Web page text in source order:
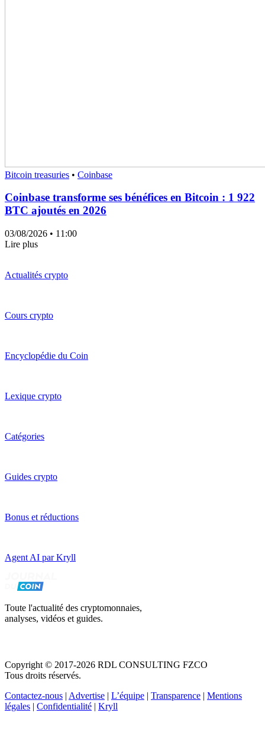
Bitcoin treasuries • Coinbase
Coinbase transforme ses bénéfices en Bitcoin : 1 922
BTC ajoutés en 2026
03/08/2026 • 11:00
Lire plus
Actualités crypto
Cours crypto
Encyclopédie du Coin
Lexique crypto
Catégories
Guides crypto
Bonus et réductions
Agent AI par Kryll
Toute l'actualité des cryptomonnaies,
analyses, vidéos et guides.
Copyright © 2017-2026 RDL CONSULTING FZCO
Tous droits réservés.
Contactez-nous | Advertise | L’équipe | Transparence | Mentions
légales | Confidentialité | Kryll